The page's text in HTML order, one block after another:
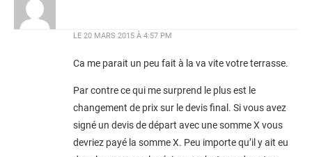
LE 20 MARS 2015 À 4:57 PM
Ca me parait un peu fait à la va vite votre terrasse.
Par contre ce qui me surprend le plus est le
changement de prix sur le devis final. Si vous avez
signé un devis de départ avec une somme X vous
devriez payé la somme X. Peu importe qu’il y ait eu